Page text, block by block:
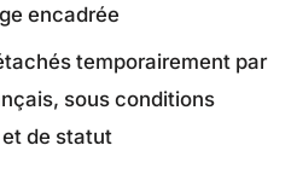
encadrée
temporairement par
sous conditions
de statut